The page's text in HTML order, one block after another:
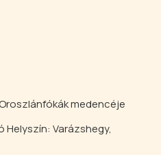
medencéje
Helyszín: Varázshegy,